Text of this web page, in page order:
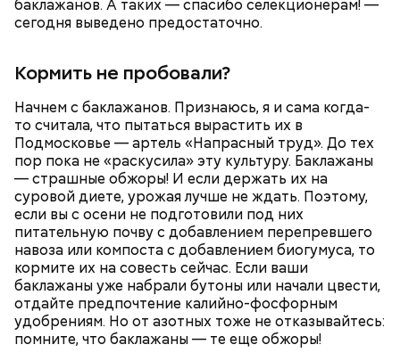
баклажанов. А таких — спасибо селекционерам! —
сегодня выведено предостаточно.
Кормить не пробовали?
Начнем с баклажанов. Признаюсь, я и сама когда-
то считала, что пытаться вырастить их в
Подмосковье — артель «Напрасный труд». До тех
пор пока не «раскусила» эту культуру. Баклажаны
— страшные обжоры! И если держать их на
суровой диете, урожая лучше не ждать. Поэтому,
если вы с осени не подготовили под них
питательную почву с добавлением перепревшего
навоза или компоста с добавлением биогумуса, то
кормите их на совесть сейчас. Если ваши
баклажаны уже набрали бутоны или начали цвести,
отдайте предпочтение калийно-фосфорным
удобрениям. Но от азотных тоже не отказывайтесь:
помните, что баклажаны — те еще обжоры!
Также не нужно есть дыню до корки, потому что
именно там скапливаются нитраты. И важно
тщательно ее мыть, чтобы не отравиться, добавила
собеседница «ВМ».